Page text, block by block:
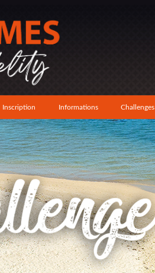
Inscription Informations Challenges